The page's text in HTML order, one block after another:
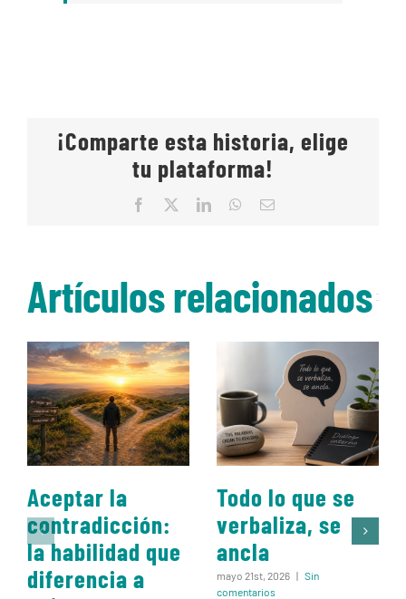
¡Comparte esta historia, elige
tu plataforma!
Facebook LinkedInWhatsApp
Correo
Artículos relacionados
Aceptar la
contradicción:
la habilidad que
diferencia a
Todo lo que se
verbaliza, se
ancla
mayo 21st, 2026 | Sin
comentarios